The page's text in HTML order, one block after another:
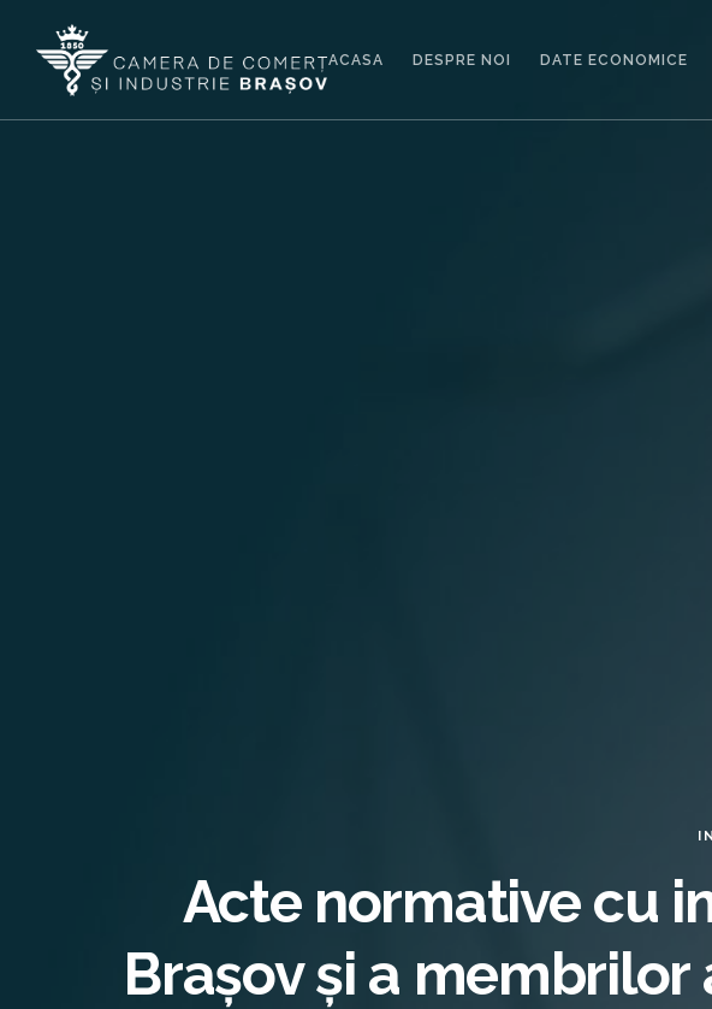
ACASA DESPRE NOI DATE ECONOMICE
Acte normative cu
Brașov și a membrilor